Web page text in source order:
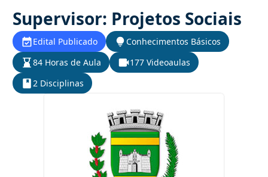
Supervisor: Projetos Sociais
Edital Publicado
Conhecimentos Básicos
84 Horas de Aula
177 Videoaulas
2 Disciplinas